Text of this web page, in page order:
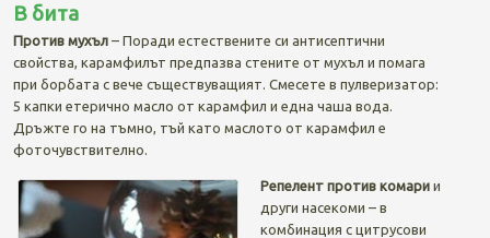
В бита
Против мухъл– Поради естествените си антисептични
свойства, карамфилът предпазва стените от мухъл и помага
при борбата с вече съществуващият. Смесете в пулверизатор:
5 капки етерично масло от карамфил и една чаша вода.
Дръжте го на тъмно, тъй като маслото от карамфил е
фоточувствително.
Репелент против комарии
други насекоми – в
комбинация с цитрусови